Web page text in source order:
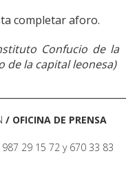
completar aforo.
Confucio de la
de la capital leonesa)
/ OFICINA DE PRENSA
29 15 72 y 670 33 83